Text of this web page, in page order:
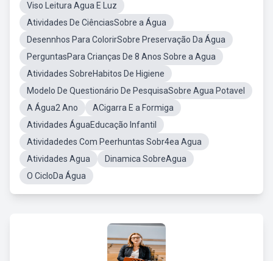
Viso Leitura Agua E Luz
Atividades De CiênciasSobre a Água
Desennhos Para ColorirSobre Preservação Da Água
PerguntasPara Crianças De 8 Anos Sobre a Agua
Atividades SobreHabitos De Higiene
Modelo De Questionário De PesquisaSobre Agua Potavel
A Água2 Ano
ACigarra E a Formiga
Atividades ÁguaEducação Infantil
Atividadedes Com Peerhuntas Sobr4ea Agua
Atividades Agua
Dinamica SobreAgua
O CicloDa Água